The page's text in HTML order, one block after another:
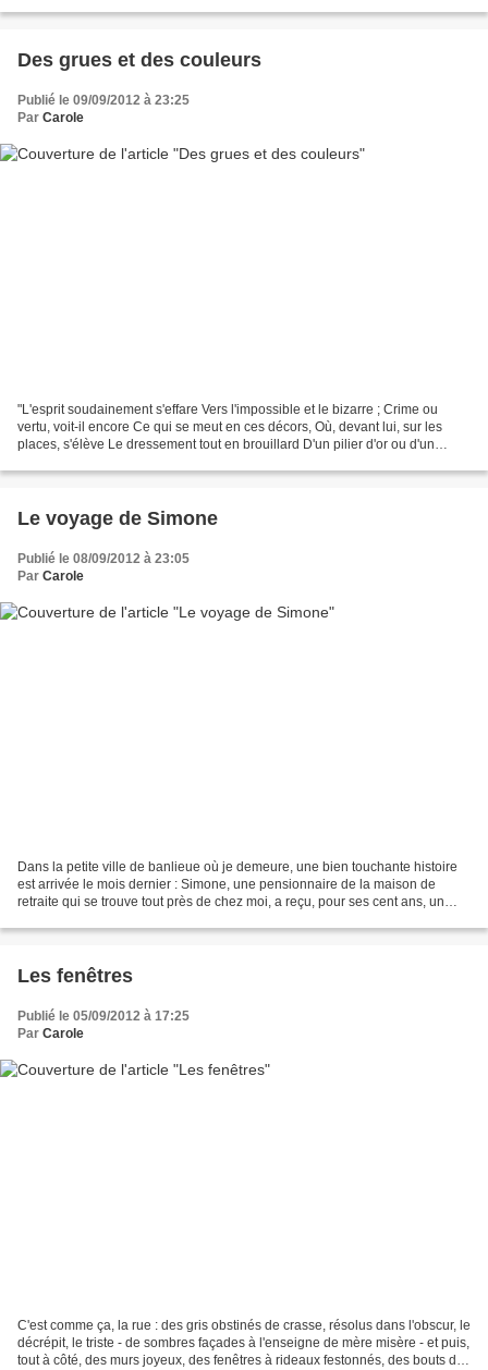
Des grues et des couleurs
Publié le 09/09/2012 à 23:25
Par Carole
"L'esprit soudainement s'effare Vers l'impossible et le bizarre ; Crime ou
vertu, voit-il encore Ce qui se meut en ces décors, Où, devant lui, sur les
places, s'élève Le dressement tout en brouillard D'un pilier d'or ou d'un
Le voyage de Simone
Publié le 08/09/2012 à 23:05
Par Carole
Dans la petite ville de banlieue où je demeure, une bien touchante histoire
est arrivée le mois dernier : Simone, une pensionnaire de la maison de
retraite qui se trouve tout près de chez moi, a reçu, pour ses cent ans, un
Les fenêtres
Publié le 05/09/2012 à 17:25
Par Carole
C'est comme ça, la rue : des gris obstinés de crasse, résolus dans l'obscur, le
décrépit, le triste - de sombres façades à l'enseigne de mère misère - et puis,
tout à côté, des murs joyeux, des fenêtres à rideaux festonnés, des bouts de